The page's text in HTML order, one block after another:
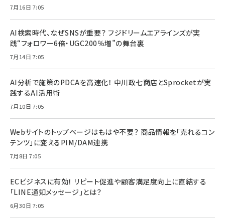
7月16日 7:05
AI検索時代、なぜSNSが重要？ フジドリームエアラインズが実
践“フォロワー6倍・UGC200％増”の舞台裏
7月14日 7:05
AI分析で施策のPDCAを高速化！ 中川政七商店とSprocketが実
践するAI活用術
7月10日 7:05
Webサイトのトップページはもはや不要？ 商品情報を「売れるコン
テンツ」に変えるPIM/DAM連携
7月8日 7:05
ECビジネスに有効！ リピート促進や顧客満足度向上に直結する
「LINE通知メッセージ」とは？
6月30日 7:05